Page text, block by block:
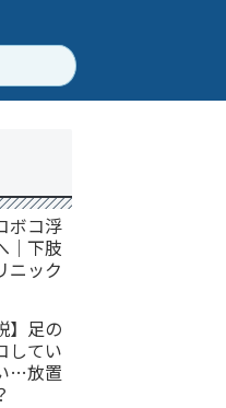
ボコ浮
｜下肢
ニック
】足の
してい
…放置